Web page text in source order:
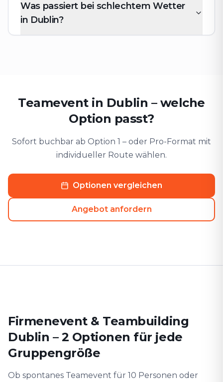
Was passiert bei schlechtem Wetter
in Dublin?
Teamevent in Dublin – welche
Option passt?
Sofort buchbar ab Option 1 – oder Pro-Format mit
individueller Route wählen.
Optionen vergleichen
Angebot anfordern
Firmenevent & Teambuilding
Dublin – 2 Optionen für jede
Gruppengröße
Ob spontanes Teamevent für 10 Personen oder